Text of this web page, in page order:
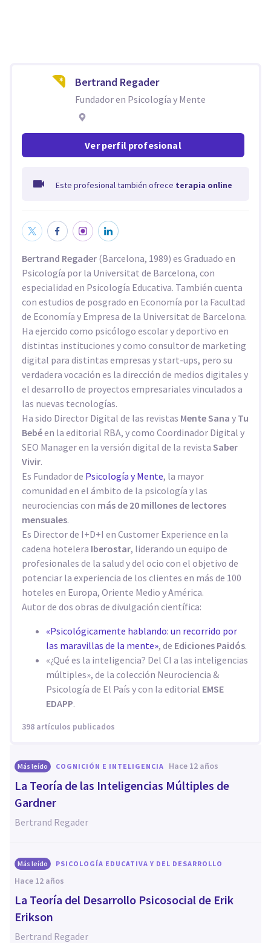
Bertrand Regader
Fundador en Psicología y Mente
Ver perfil profesional
Este profesional también ofrece terapia online
Bertrand Regader (Barcelona, 1989) es Graduado en
Psicología por la Universitat de Barcelona, con
especialidad en Psicología Educativa. También cuenta
con estudios de posgrado en Economía por la Facultad
de Economía y Empresa de la Universitat de Barcelona.
Ha ejercido como psicólogo escolar y deportivo en
distintas instituciones y como consultor de marketing
digital para distintas empresas y start-ups, pero su
verdadera vocación es la dirección de medios digitales y
el desarrollo de proyectos empresariales vinculados a
las nuevas tecnologías.
Ha sido Director Digital de las revistas Mente Sana y Tu
Bebéen la editorial RBA, y como Coordinador Digital y
SEO Manager en la versión digital de la revista Saber
Vivir.
Es Fundador de Psicología y Mente, la mayor
comunidad en el ámbito de la psicología y las
neurociencias con más de 20 millones de lectores
mensuales.
Es Director de I+D+I en Customer Experience en la
cadena hotelera Iberostar, liderando un equipo de
profesionales de la salud y del ocio con el objetivo de
potenciar la experiencia de los clientes en más de 100
hoteles en Europa, Oriente Medio y América.
Autor de dos obras de divulgación científica:
«Psicológicamente hablando: un recorrido por
las maravillas de la mente», de Ediciones Paidós.
«¿Qué es la inteligencia? Del CI a las inteligencias
múltiples», de la colección Neurociencia &
Psicología de El País y con la editorial EMSE
EDAPP.
398 artículos publicados
Más leído COGNICIÓN E INTELIGENCIA hace 12 años
La Teoría de las Inteligencias Múltiples de
Gardner
Bertrand Regader
Más leído PSICOLOGÍA EDUCATIVA Y DEL DESARROLLO
hace 12 años
La Teoría del Desarrollo Psicosocial de Erik
Erikson
Bertrand Regader